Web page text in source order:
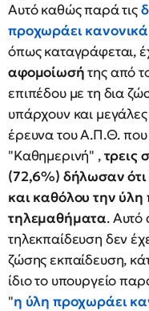
Αυτό καθώς παρά τις
προχωράει κανονικά
όπως καταγράφεται,
αφομοίωσήτης από
επιπέδου με τη δια
υπάρχουν και
έρευνα του Α.Π.Θ.
"Καθημερινή" ,τρεις
(72,6%) δήλωσαν ότι
και καθόλου την
τηλεμαθήματα. Αυτό
τηλεκπαίδευση δεν
ζώσης εκπαίδευση,
ίδιο το υπουργείο
"η ύλη προχωράει